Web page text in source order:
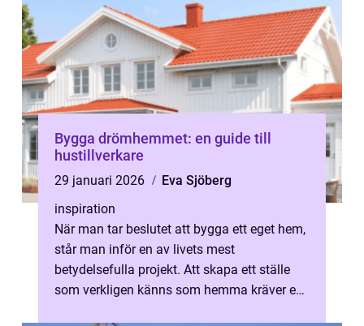
Bygga drömhemmet: en guide till
hustillverkare
29 januari 2026
Eva Sjöberg
inspiration
När man tar beslutet att bygga ett eget hem,
står man inför en av livets mest
betydelsefulla projekt. Att skapa ett ställe
som verkligen känns som hemma kräver en